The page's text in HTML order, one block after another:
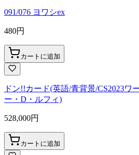
091/076 ヨワシex
480円
カートに追加
ドン!!カード(英語/青背景/CS2023ワ
ー・D・ルフィ)
528,000円
カートに追加